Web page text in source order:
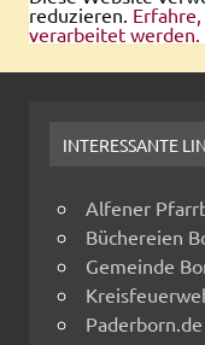
reduzieren.
verarbeitet werden.
INTERESSANTE
Alfener
Büchereien
Gemeinde
Paderborn.de